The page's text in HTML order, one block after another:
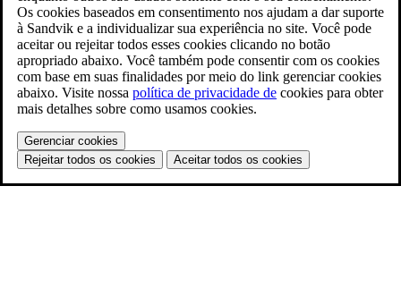
Os cookies baseados em consentimento nos ajudam a dar suporte
à Sandvik e a individualizar sua experiência no site. Você pode
aceitar ou rejeitar todos esses cookies clicando no botão
apropriado abaixo. Você também pode consentir com os cookies
com base em suas finalidades por meio do link gerenciar cookies
abaixo. Visite nossa política de privacidade de cookies para obter
mais detalhes sobre como usamos cookies.
Gerenciar cookies
Rejeitar todos os cookies
Aceitar todos os cookies